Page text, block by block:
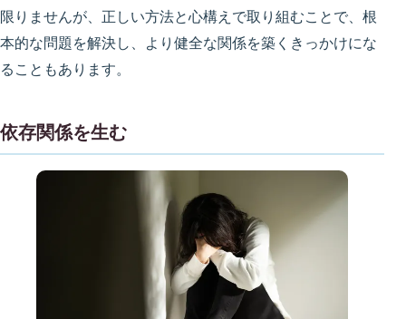
限りませんが、正しい方法と心構えで取り組むことで、根
本的な問題を解決し、より健全な関係を築くきっかけにな
ることもあります。
依存関係を生む